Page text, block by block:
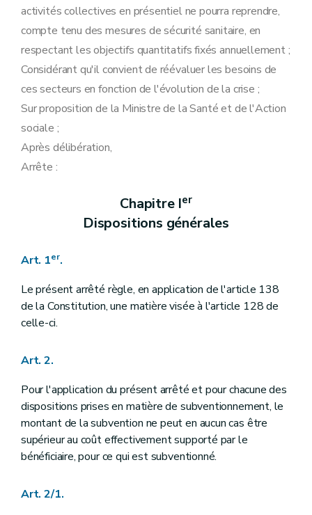
activités collectives en présentiel ne pourra reprendre,
compte tenu des mesures de sécurité sanitaire, en
respectant les objectifs quantitatifs fixés annuellement ;
Considérant qu'il convient de réévaluer les besoins de
ces secteurs en fonction de l'évolution de la crise ;
Sur proposition de la Ministre de la Santé et de l'Action
sociale ;
Après délibération,
Arrête :
Chapitre Ier
Dispositions générales
Art. 1er.
Le présent arrêté règle, en application de l'article 138
de la Constitution, une matière visée à l'article 128 de
celle-ci.
Art. 2.
Pour l'application du présent arrêté et pour chacune des
dispositions prises en matière de subventionnement, le
montant de la subvention ne peut en aucun cas être
supérieur au coût effectivement supporté par le
bénéficiaire, pour ce qui est subventionné.
Art. 2/1.